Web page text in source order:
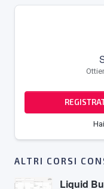
ALTRI CORSI
Liquid